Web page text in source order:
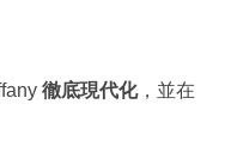
徹底現代化，並在